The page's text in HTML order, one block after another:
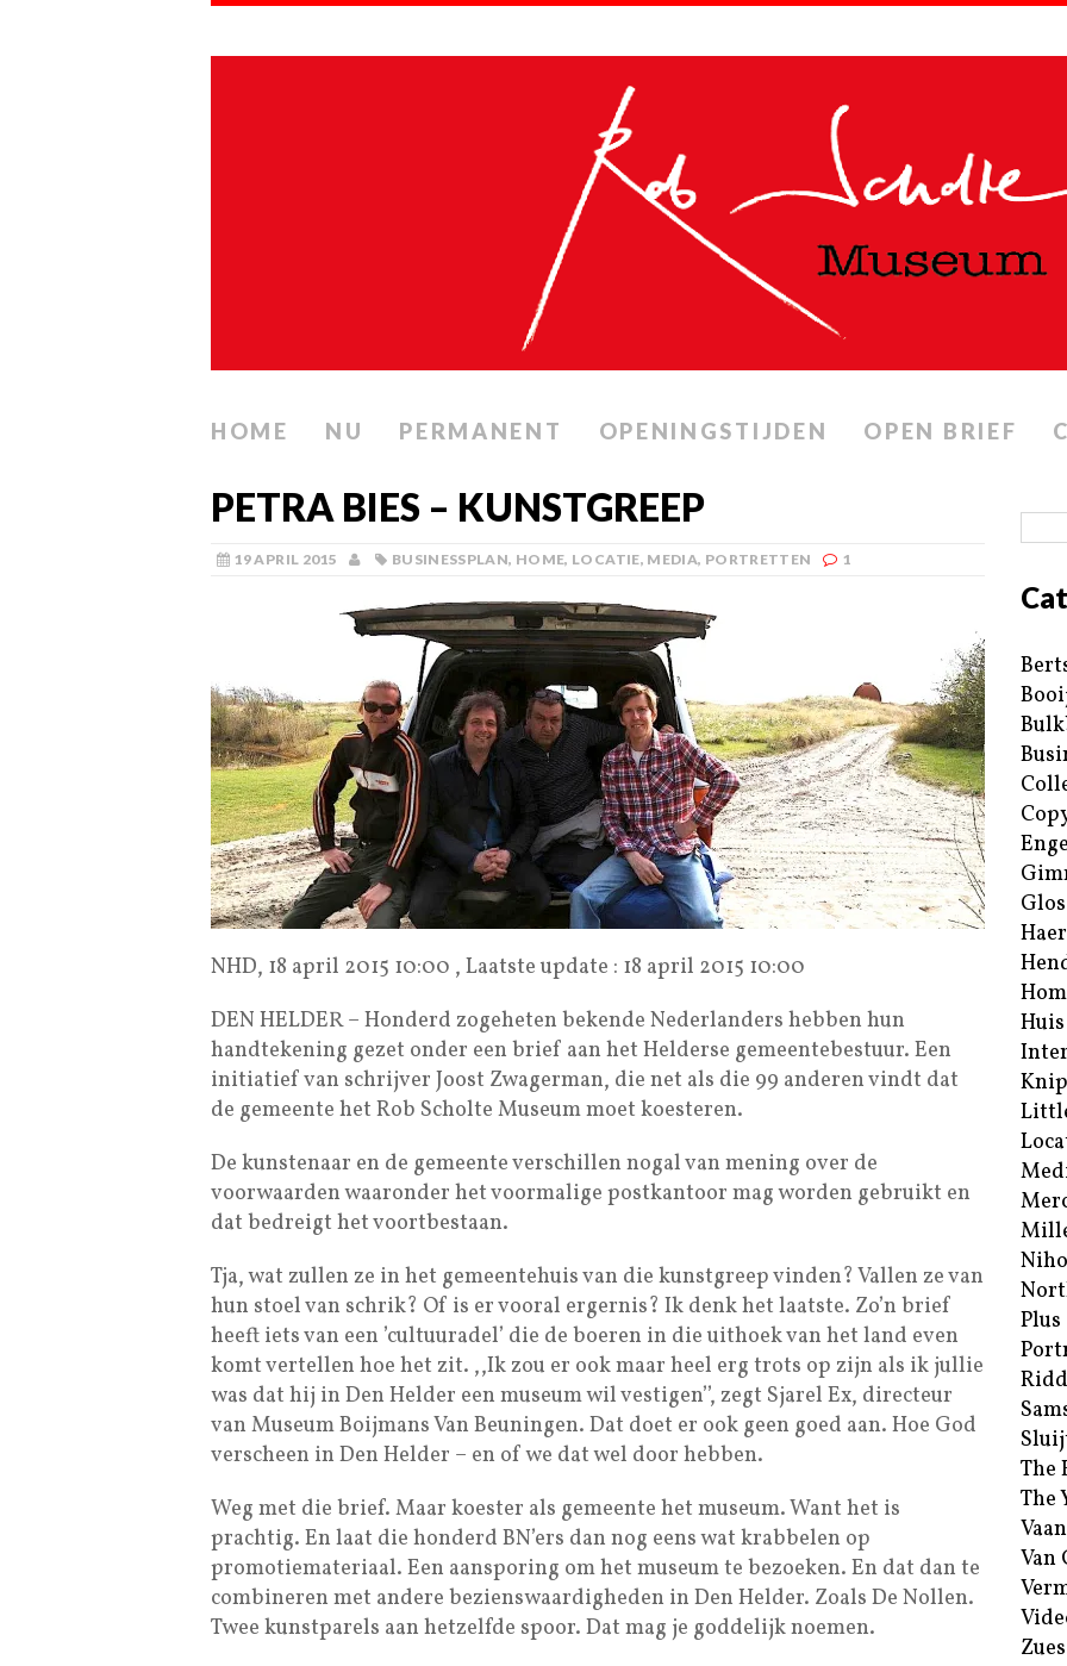
HOME NU PERMANENT OPENINGSTIJDEN OPEN BRIEF
PETRA BIES – KUNSTGREEP
19 APRIL 2015 BUSINESSPLAN, HOME, LOCATIE, MEDIA, PORTRETTEN 1
NHD, 18 april 2015 10:00 , Laatste update : 18 april 2015 10:00
DEN HELDER – Honderd zogeheten bekende Nederlanders hebben hun
handtekening gezet onder een brief aan het Helderse gemeentebestuur. Een
initiatief van schrijver Joost Zwagerman, die net als die 99 anderen vindt dat
de gemeente het Rob Scholte Museum moet koesteren.
De kunstenaar en de gemeente verschillen nogal van mening over de
voorwaarden waaronder het voormalige postkantoor mag worden gebruikt en
dat bedreigt het voortbestaan.
Tja, wat zullen ze in het gemeentehuis van die kunstgreep vinden? Vallen ze van
hun stoel van schrik? Of is er vooral ergernis? Ik denk het laatste. Zo’n brief
heeft iets van een ’cultuuradel’ die de boeren in die uithoek van het land even
komt vertellen hoe het zit. ,,Ik zou er ook maar heel erg trots op zijn als ik jullie
was dat hij in Den Helder een museum wil vestigen’’, zegt Sjarel Ex, directeur
van Museum Boijmans Van Beuningen. Dat doet er ook geen goed aan. Hoe God
verscheen in Den Helder – en of we dat wel door hebben.
Weg met die brief. Maar koester als gemeente het museum. Want het is
prachtig. En laat die honderd BN’ers dan nog eens wat krabbelen op
promotiemateriaal. Een aansporing om het museum te bezoeken. En dat dan te
combineren met andere bezienswaardigheden in Den Helder. Zoals De Nollen.
Twee kunstparels aan hetzelfde spoor. Dat mag je goddelijk noemen.
Plus
The
The
Van